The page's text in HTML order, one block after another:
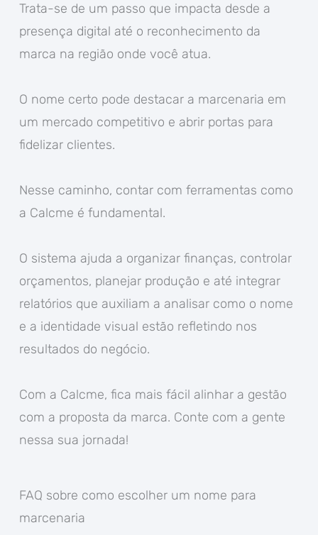
Trata-se de um passo que impacta desde a
presença digital até o reconhecimento da
marca na região onde você atua.
O nome certo pode destacar a marcenaria em
um mercado competitivo e abrir portas para
fidelizar clientes.
Nesse caminho, contar com ferramentas como
a Calcme é fundamental.
O sistema ajuda a organizar finanças, controlar
orçamentos, planejar produção e até integrar
relatórios que auxiliam a analisar como o nome
e a identidade visual estão refletindo nos
resultados do negócio.
Com a Calcme, fica mais fácil alinhar a gestão
com a proposta da marca. Conte com a gente
nessa sua jornada!
FAQ sobre como escolher um nome para
marcenaria